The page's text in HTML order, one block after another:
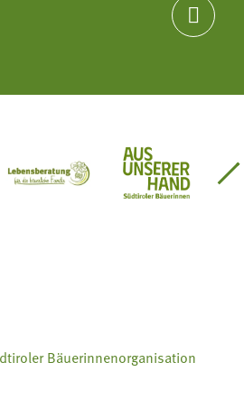

Mit Bäuerinnen lernen -
Lebensberatung für dieAus unserer
Bäuerinnenorganisation